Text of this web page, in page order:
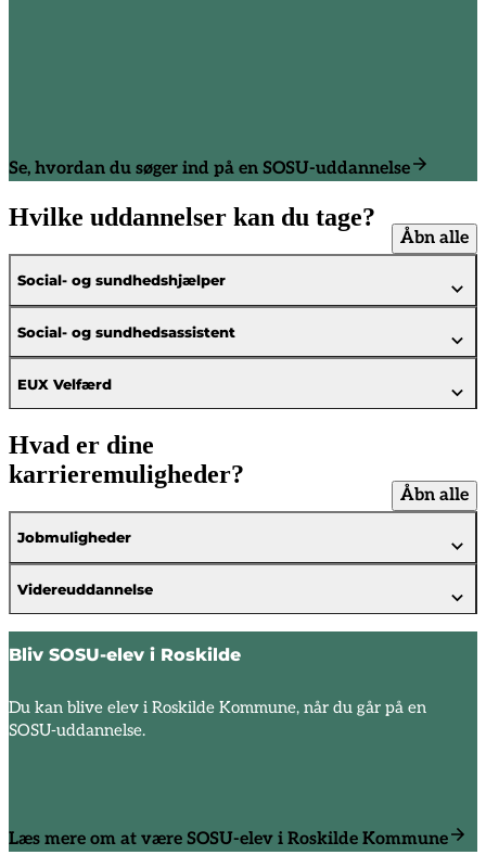
Se, hvordan du søger ind på en SOSU-uddannelse
Hvilke uddannelser kan du tage?
Åbn alle
Social- og sundhedshjælper
Social- og sundhedsassistent
EUX Velfærd
Hvad er dine
karrieremuligheder?
Åbn alle
Jobmuligheder
Videreuddannelse
Bliv SOSU-elev i Roskilde
Du kan blive elev i Roskilde Kommune, når du går på en
SOSU-uddannelse.
Læs mere om at være SOSU-elev i Roskilde Kommune